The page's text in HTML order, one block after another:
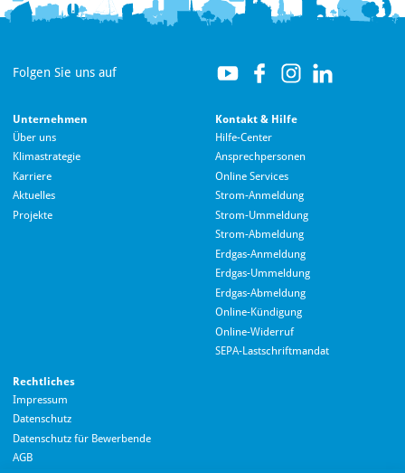
Folgen Sie uns auf
Unternehmen
Über uns
Klimastrategie
Karriere
Aktuelles
Projekte
Kontakt & Hilfe
Hilfe-Center
Ansprechpersonen
Online Services
Strom-Anmeldung
Strom-Ummeldung
Strom-Abmeldung
Erdgas-Anmeldung
Erdgas-Ummeldung
Erdgas-Abmeldung
Online-Kündigung
Online-Widerruf
SEPA-Lastschriftmandat
Rechtliches
Impressum
Datenschutz
Datenschutz für Bewerbende
AGB